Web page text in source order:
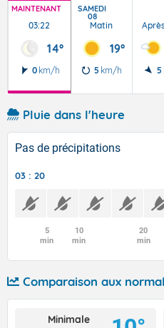
MAINTENANT
03:22
14°
0 km/h
SAMEDI
08
Matin
19°
5 km/h 5
Pluie dans l'heure
Pas de précipitations
03 : 20
5
min
10
min
20
min
Comparaison aux
Minimale